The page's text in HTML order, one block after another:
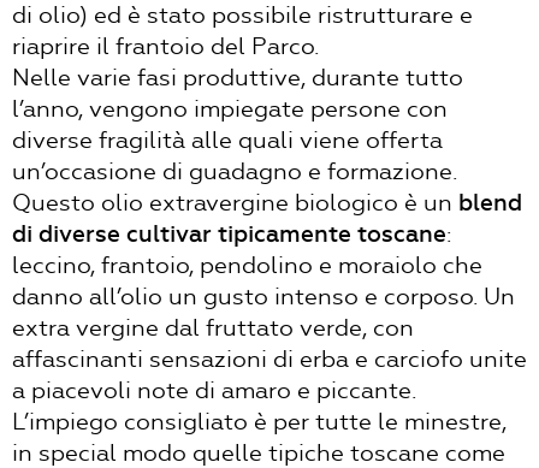
di olio) ed è stato possibile ristrutturare e
riaprire il frantoio del Parco.
Nelle varie fasi produttive, durante tutto
l’anno, vengono impiegate persone con
diverse fragilità alle quali viene offerta
un’occasione di guadagno e formazione.
Questo olio extravergine biologico è un blend
di diverse cultivar tipicamente toscane:
leccino, frantoio, pendolino e moraiolo che
danno all’olio un gusto intenso e corposo. Un
extra vergine dal fruttato verde, con
affascinanti sensazioni di erba e carciofo unite
a piacevoli note di amaro e piccante.
L’impiego consigliato è per tutte le minestre,
in special modo quelle tipiche toscane come